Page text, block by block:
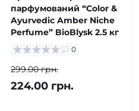
парфумований “Color &
Ayurvedic Amber Niche
Perfume” BioBlysk 2.5 кг
0
299.00 грн.
224.00 грн.